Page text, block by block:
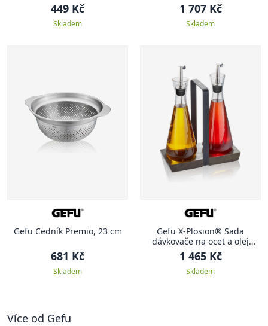
449 Kč
Skladem
1 707 Kč
Skladem
Gefu Cedník Premio, 23 cm
681 Kč
Skladem
Gefu X-Plosion® Sada
dávkovače na ocet a olej
včetně stojánku
1 465 Kč
Skladem
Více od Gefu